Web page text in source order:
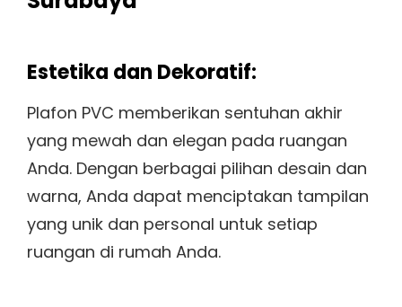
Estetika dan Dekoratif:
Plafon PVC memberikan sentuhan akhir
yang mewah dan elegan pada ruangan
Anda. Dengan berbagai pilihan desain dan
warna, Anda dapat menciptakan tampilan
yang unik dan personal untuk setiap
ruangan di rumah Anda.